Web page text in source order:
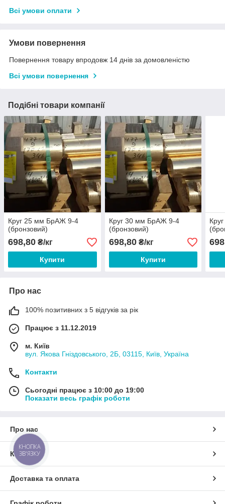
Всі умови оплати
Умови повернення
Повернення товару впродовж 14 днів за домовленістю
Всі умови повернення
Подібні товари компанії
Круг 25 мм БрАЖ 9-4
(бронзовий)
698,80 ₴/кг
Купити
Круг 30 мм БрАЖ 9-4
(бронзовий)
698,80₴/кг
Купити
Про нас
100% позитивних з 5 відгуків за рік
Працює з 11.12.2019
м. Київ
вул. Якова Гніздовського, 2Б, 03115, Київ, Україна
Контакти
Сьогодні працює з 10:00 до 19:00
Показати весь графік роботи
Про нас
Контакти
Доставка та оплата
КНОПКА
ЗВ'ЯЗКУ